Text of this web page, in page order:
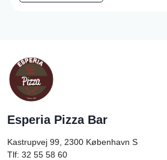
Esperia Pizza Bar
Kastrupvej 99, 2300 København S
Tlf: 32 55 58 60